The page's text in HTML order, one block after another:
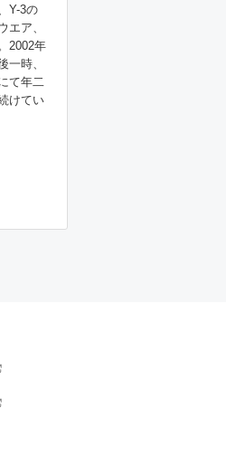
Y-3の
エア、
2002年
一時、
て年二
けてい